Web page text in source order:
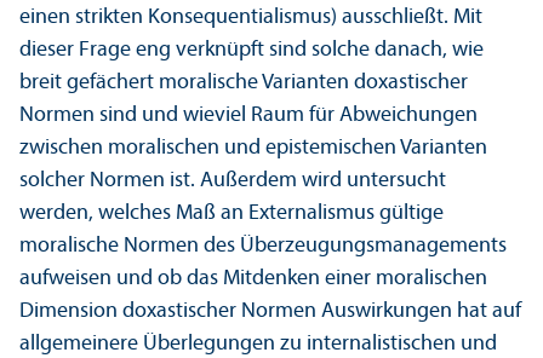
einen strikten Konsequentialismus) ausschließt. Mit
dieser Frage eng verknüpft sind solche danach, wie
breit gefächert moralische Varianten doxastischer
Normen sind und wieviel Raum für Abweichungen
zwischen moralischen und epistemischen Varianten
solcher Normen ist. Außerdem wird unter­sucht
werden, welches Maß an Externalismus gültige
moralische Normen des Über­zeugungs­managements
aufweisen und ob das Mitdenken einer moralischen
Dimension doxastischer Normen Aus­wirkungen hat auf
allgemeinere Über­legungen zu internalistischen und